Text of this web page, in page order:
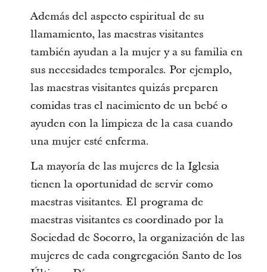
Además del aspecto espiritual de su
llamamiento, las maestras visitantes
también ayudan a la mujer y a su familia en
sus necesidades temporales. Por ejemplo,
las maestras visitantes quizás preparen
comidas tras el nacimiento de un bebé o
ayuden con la limpieza de la casa cuando
una mujer esté enferma.
La mayoría de las mujeres de la Iglesia
tienen la oportunidad de servir como
maestras visitantes. El programa de
maestras visitantes es coordinado por la
Sociedad de Socorro, la organización de las
mujeres de cada congregación Santo de los